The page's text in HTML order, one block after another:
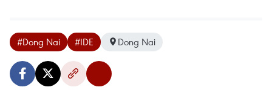
#Dong Nai #IDE Dong Nai